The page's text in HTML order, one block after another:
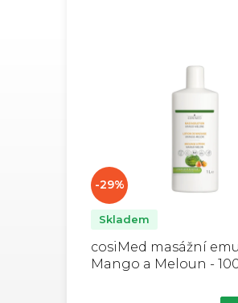
-29%
cosiMed masážní
Mango a Meloun -
Skladem